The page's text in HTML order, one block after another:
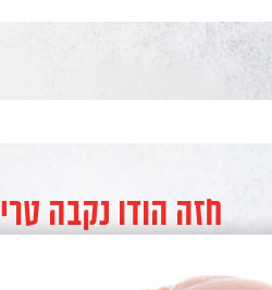
חזה הודו נקבה טרי